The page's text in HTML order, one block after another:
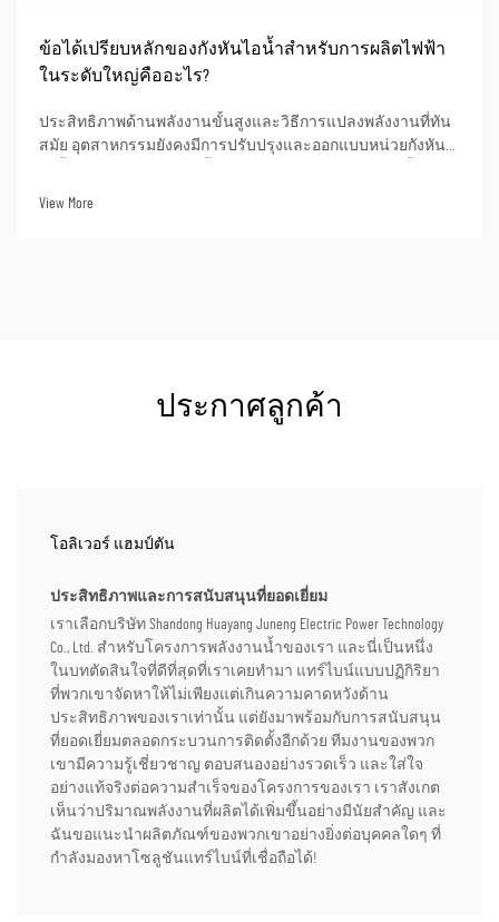
ข้อได้เปรียบหลักของกังหันไอน้ำสำหรับการผลิตไฟฟ้า
ในระดับใหญ่คืออะไร?
ประสิทธิภาพด้านพลังงานขั้นสูงและวิธีการแปลงพลังงานที่ทัน
สมัย อุตสาหกรรมยังคงมีการปรับปรุงและออกแบบหน่วยกังหัน
View More
ประกาศลูกค้า
โอลิเวอร์ แฮมป์ตัน
ประสิทธิภาพและการสนับสนุนที่ยอดเยี่ยม
เราเลือกบริษัท Shandong Huayang Juneng Electric Power Technology
Co., Ltd. สำหรับโครงการพลังงานน้ำของเรา และนี่เป็นหนึ่ง
ในบทตัดสินใจที่ดีที่สุดที่เราเคยทำมา แทร์ไบน์แบบปฏิกิริยา
ที่พวกเขาจัดหาให้ไม่เพียงแต่เกินความคาดหวังด้าน
ประสิทธิภาพของเราเท่านั้น แต่ยังมาพร้อมกับการสนับสนุน
ที่ยอดเยี่ยมตลอดกระบวนการติดตั้งอีกด้วย ทีมงานของพวก
เขามีความรู้เชี่ยวชาญ ตอบสนองอย่างรวดเร็ว และใส่ใจ
อย่างแท้จริงต่อความสำเร็จของโครงการของเรา เราสังเกต
เห็นว่าปริมาณพลังงานที่ผลิตได้เพิ่มขึ้นอย่างมีนัยสำคัญ และ
ฉันขอแนะนำผลิตภัณฑ์ของพวกเขาอย่างยิ่งต่อบุคคลใดๆ ที่
กำลังมองหาโซลูชันแทร์ไบน์ที่เชื่อถือได้!